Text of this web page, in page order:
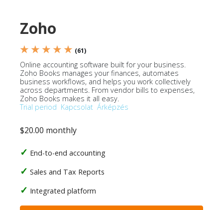
Zoho
★ ★ ★ ★ ★ (61)
Online accounting software built for your business.
Zoho Books manages your finances, automates
business workflows, and helps you work collectively
across departments. From vendor bills to expenses,
Zoho Books makes it all easy.
Trial period Kapcsolat Árképzés
$20.00 monthly
End-to-end accounting
Sales and Tax Reports
Integrated platform